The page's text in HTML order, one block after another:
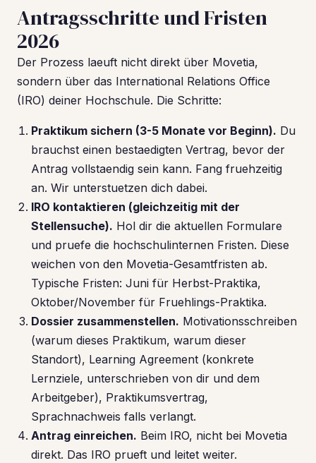
Antragsschritte und Fristen
2026
Der Prozess laeuft nicht direkt über Movetia,
sondern über das International Relations Office
(IRO) deiner Hochschule. Die Schritte:
Praktikum sichern (3-5 Monate vor Beginn). Du
brauchst einen bestaedigten Vertrag, bevor der
Antrag vollstaendig sein kann. Fang fruehzeitig
an. Wir unterstuetzen dich dabei.
IRO kontaktieren (gleichzeitig mit der
Stellensuche). Hol dir die aktuellen Formulare
und pruefe die hochschulinternen Fristen. Diese
weichen von den Movetia-Gesamtfristen ab.
Typische Fristen: Juni für Herbst-Praktika,
Oktober/November für Fruehlings-Praktika.
Dossier zusammenstellen. Motivationsschreiben
(warum dieses Praktikum, warum dieser
Standort), Learning Agreement (konkrete
Lernziele, unterschrieben von dir und dem
Arbeitgeber), Praktikumsvertrag,
Sprachnachweis falls verlangt.
Antrag einreichen. Beim IRO, nicht bei Movetia
direkt. Das IRO prueft und leitet weiter.